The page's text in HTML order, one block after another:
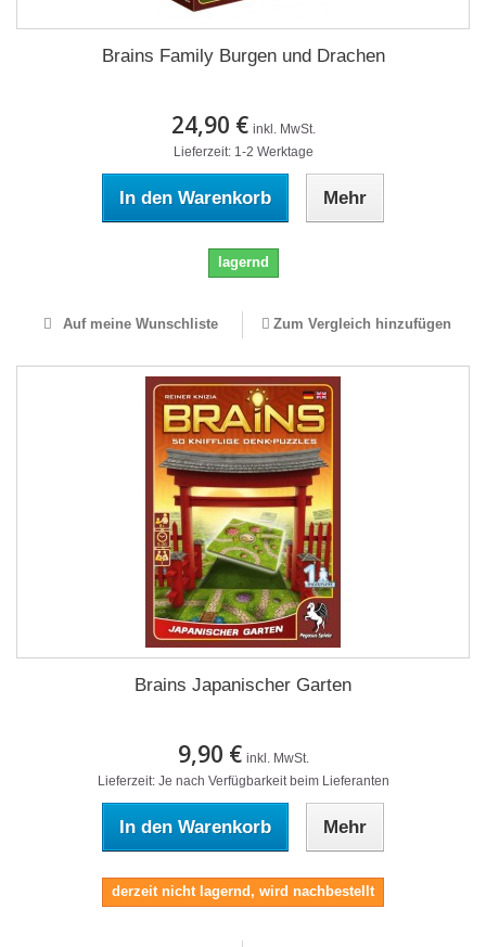
Brains Family Burgen und Drachen
24,90 € inkl. MwSt.
Lieferzeit: 1-2 Werktage
In den Warenkorb Mehr
lagernd
Auf meine Wunschliste Zum Vergleich hinzufügen
Brains Japanischer Garten
9,90 € inkl. MwSt.
Lieferzeit: Je nach Verfügbarkeit beim Lieferanten
In den Warenkorb Mehr
derzeit nicht lagernd, wird nachbestellt